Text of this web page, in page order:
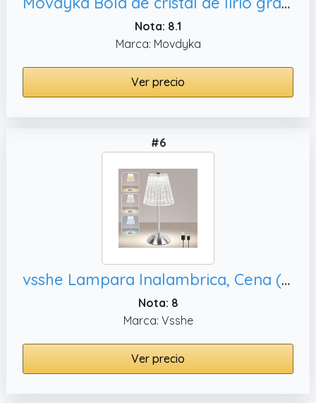
Nota: 8.1
Marca: Movdyka
Ver precio
#6
vsshe Lampara Inalambrica, Cena (Plata)
Nota: 8
Marca: Vsshe
Ver precio